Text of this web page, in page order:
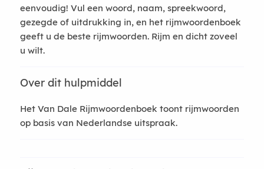
eenvoudig! Vul een woord, naam, spreekwoord,
gezegde of uitdrukking in, en het rijmwoordenboek
geeft u de beste rijmwoorden. Rijm en dicht zoveel
u wilt.
Over dit hulpmiddel
Het Van Dale Rijmwoordenboek toont rijmwoorden
op basis van Nederlandse uitspraak.